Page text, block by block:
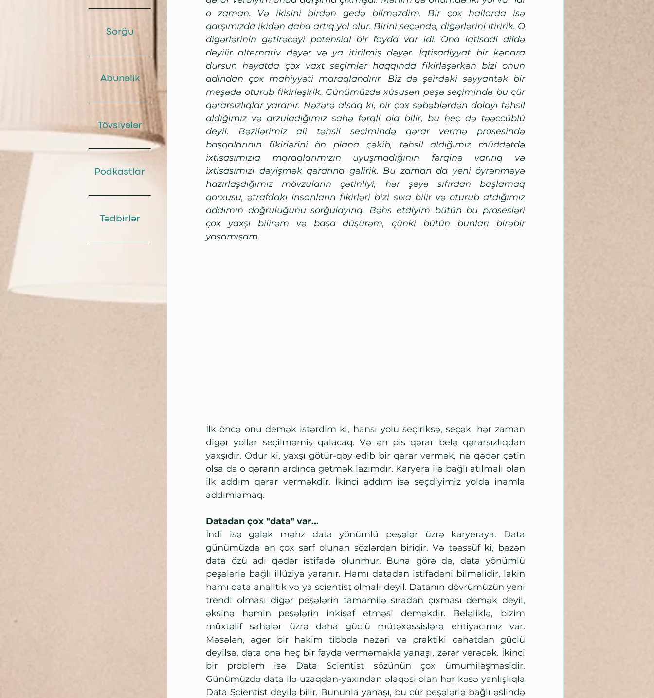
o zaman. Və ikisini birdən gedə bilməzdim. Bir çox hallarda isə
qarşımızda ikidən daha artıq yol olur. Birini seçəndə, digərlərini itiririk. O
digərlərinin gətirəcəyi potensial bir fayda var idi. Ona iqtisadi dildə
deyilir alternativ dəyər və ya itirilmiş dəyər. İqtisadiyyat bir kənara
dursun həyatda çox vaxt seçimlər haqqında fikirləşərkən bizi onun
adından çox mahiyyəti maraqlandırır. Biz də şeirdəki səyyahtək bir
meşədə oturub fikirləşirik. Günümüzdə xüsusən peşə seçimində bu cür
qərarsızlıqlar yaranır. Nəzərə alsaq ki, bir çox səbəblərdən dolayı təhsil
aldığımız və arzuladığımız sahə fərqli ola bilir, bu heç də təəccüblü
deyil. Bəzilərimiz ali təhsil seçimində qərar vermə prosesində
başqalarının fikirlərini ön plana çəkib, təhsil aldığımız müddətdə
ixtisasımızla maraqlarımızın uyuşmadığının fərqinə varırıq və
ixtisasımızı dəyişmək qərarına gəlirik. Bu zaman da yeni öyrənməyə
hazırlaşdığımız mövzuların çətinliyi, hər şeyə sıfırdan başlamaq
qorxusu, ətrafdakı insanların fikirləri bizi sıxa bilir və oturub atdığımız
addımın doğruluğunu sorğulayırıq. Bəhs etdiyim bütün bu prosesləri
çox yaxşı bilirəm və başa düşürəm, çünki bütün bunları birəbir
yaşamışam.
İlk öncə onu demək istərdim ki, hansı yolu seçiriksə, seçək, hər zaman
digər yollar seçilməmiş qalacaq. Və ən pis qərar belə qərarsızlıqdan
yaxşıdır. Odur ki, yaxşı götür-qoy edib bir qərar vermək, nə qədər çətin
olsa da o qərarın ardınca getmək lazımdır. Karyera ilə bağlı atılmalı olan
ilk addım qərar verməkdir. İkinci addım isə seçdiyimiz yolda inamla
addımlamaq.
Datadan çox "data" var...
İndi isə gələk məhz data yönümlü peşələr üzrə karyeraya. Data
günümüzdə ən çox sərf olunan sözlərdən biridir. Və təəssüf ki, bəzən
data özü adı qədər istifadə olunmur. Buna görə də, data yönümlü
peşələrlə bağlı illüziya yaranır. Hamı datadan istifadəni bilməlidir, lakin
hamı data analitik və ya scientist olmalı deyil. Datanın dövrümüzün yeni
trendi olması digər peşələrin tamamilə sıradan çıxması demək deyil,
əksinə həmin peşələrin inkişaf etməsi deməkdir. Beləliklə, bizim
müxtəlif sahələr üzrə daha güclü mütəxəssislərə ehtiyacımız var.
Məsələn, əgər bir həkim tibbdə nəzəri və praktiki cəhətdən güclü
deyilsə, data ona heç bir fayda verməməklə yanaşı, zərər verəcək. İkinci
bir problem isə Data Scientist sözünün çox ümumiləşməsidir.
Günümüzdə data ilə uzaqdan-yaxından əlaqəsi olan hər kəsə yanlışlıqla
Data Scientist deyilə bilir. Bununla yanaşı, bu cür peşələrlə bağlı əslində
Sorğu
Abunəlik
Tövsiyələr
Podkastlar
Tədbirlər